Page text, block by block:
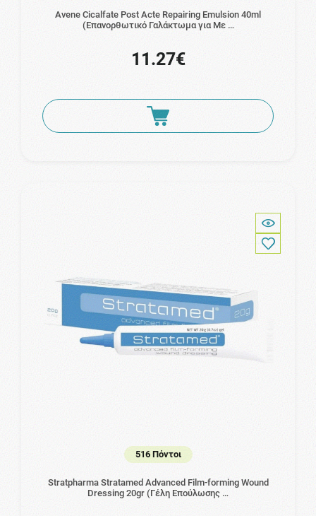
Avene Cicalfate Post Acte Repairing Emulsion 40ml
(Επανορθωτικό Γαλάκτωμα για Με …
11.27€
516 Πόντοι
Stratpharma Stratamed Advanced Film-forming Wound
Dressing 20gr (Γέλη Επούλωσης …